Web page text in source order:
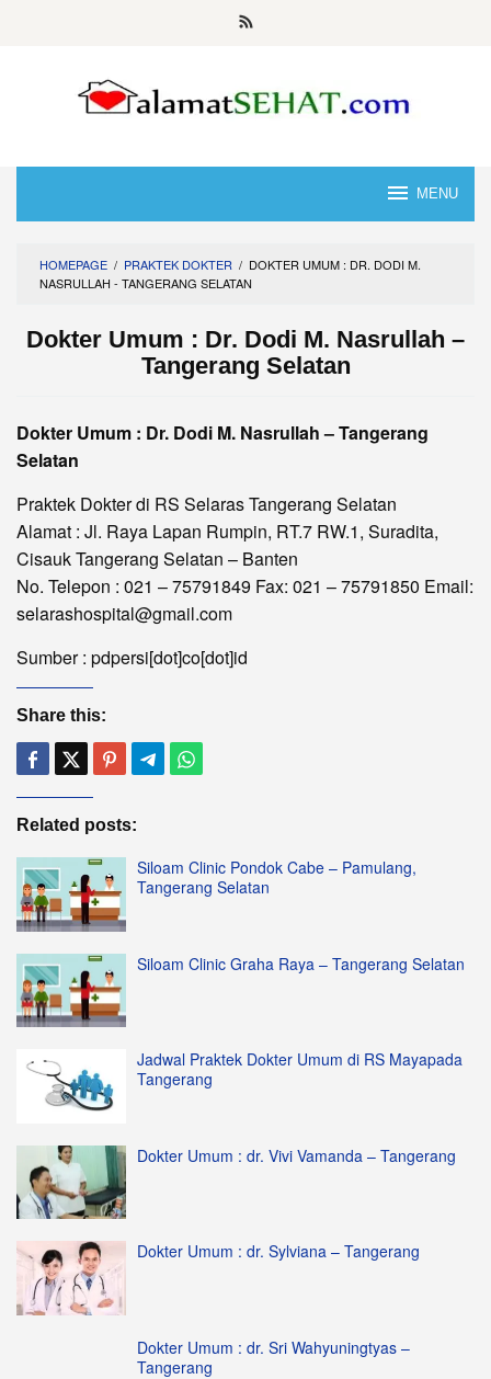
MENU
HOMEPAGE / PRAKTEK DOKTER / DOKTER UMUM : DR. DODI M.
NASRULLAH - TANGERANG SELATAN
Dokter Umum : Dr. Dodi M. Nasrullah –
Tangerang Selatan
Dokter Umum : Dr. Dodi M. Nasrullah – Tangerang
Selatan
Praktek Dokter di RS Selaras Tangerang Selatan
Alamat : Jl. Raya Lapan Rumpin, RT.7 RW.1, Suradita,
Cisauk Tangerang Selatan – Banten
No. Telepon : 021 – 75791849 Fax: 021 – 75791850 Email:
selarashospital@gmail.com
Sumber : pdpersi[dot]co[dot]id
Share this:
Related posts:
Siloam Clinic Pondok Cabe – Pamulang,
Tangerang Selatan
Siloam Clinic Graha Raya – Tangerang Selatan
Jadwal Praktek Dokter Umum di RS Mayapada
Tangerang
Dokter Umum : dr. Vivi Vamanda – Tangerang
Dokter Umum : dr. Sylviana – Tangerang
Dokter Umum : dr. Sri Wahyuningtyas –
Tangerang